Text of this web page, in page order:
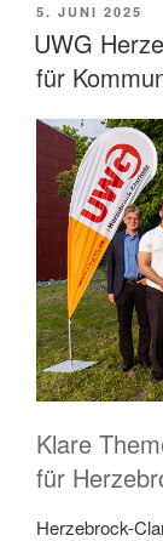
AM
5. JUNI 2025
UWG
für
Klare
für
Herzebrock-